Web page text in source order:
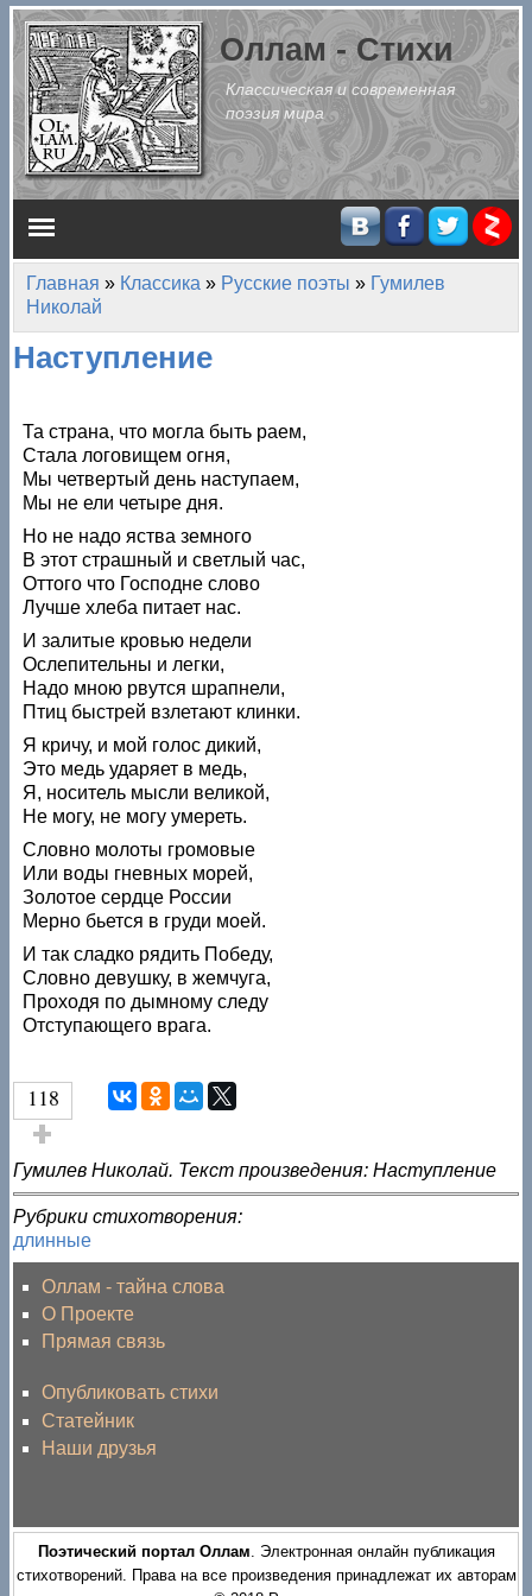
Перейти к основному содержанию
Оллам - Стихи
Классическая и современная
поэзия мира
Главное меню
Вы здесь
Главная » Классика » Русские поэты » Гумилев
Николай
Наступление
Та страна, что могла быть раем,
Стала логовищем огня,
Мы четвертый день наступаем,
Мы не ели четыре дня.
Но не надо яства земного
В этот страшный и светлый час,
Оттого что Господне слово
Лучше хлеба питает нас.
И залитые кровью недели
Ослепительны и легки,
Надо мною рвутся шрапнели,
Птиц быстрей взлетают клинки.
Я кричу, и мой голос дикий,
Это медь ударяет в медь,
Я, носитель мысли великой,
Не могу, не могу умереть.
Словно молоты громовые
Или воды гневных морей,
Золотое сердце России
Мерно бьется в груди моей.
И так сладко рядить Победу,
Словно девушку, в жемчуга,
Проходя по дымному следу
Отступающего врага.
118
Голос за!
Гумилев Николай. Текст произведения: Наступление
Рубрики стихотворения:
длинные
Оллам - тайна слова
О Проекте
Прямая связь
Опубликовать стихи
Статейник
Наши друзья
Поэтический портал Оллам. Электронная онлайн публикация
стихотворений. Права на все произведения принадлежат их авторам